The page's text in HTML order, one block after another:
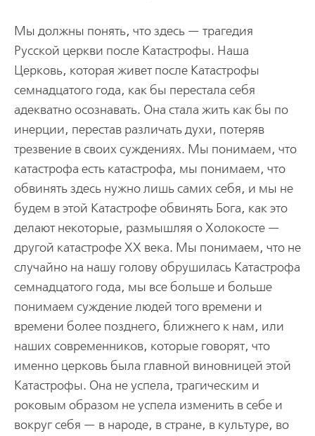
Мы должны понять, что здесь — трагедия
Русской церкви после Катастрофы. Наша
Церковь, которая живет после Катастрофы
семнадцатого года, как бы перестала себя
адекватно осознавать. Она стала жить как бы по
инерции, перестав различать духи, потеряв
трезвение в своих суждениях. Мы понимаем, что
катастрофа есть катастрофа, мы понимаем, что
обвинять здесь нужно лишь самих себя, и мы не
будем в этой Катастрофе обвинять Бога, как это
делают некоторые, размышляя о Холокосте —
другой катастрофе ХХ века. Мы понимаем, что не
случайно на нашу голову обрушилась Катастрофа
семнадцатого года, мы все больше и больше
понимаем суждение людей того времени и
времени более позднего, ближнего к нам, или
наших современников, которые говорят, что
именно церковь была главной виновницей этой
Катастрофы. Она не успела, трагическим и
роковым образом не успела изменить в себе и
вокруг себя — в народе, в стране, в культуре, во